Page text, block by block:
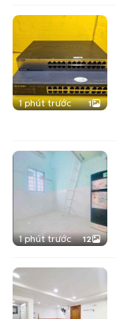
1 phút trước 1
1 phút trước 12